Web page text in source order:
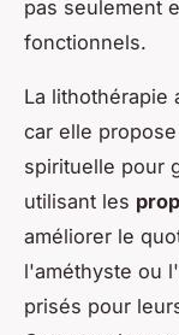
pas seulement
fonctionnels.
La lithothérapie
car elle
spirituelle pour
utilisant les
améliorer le
l'améthyste ou
prisés pour